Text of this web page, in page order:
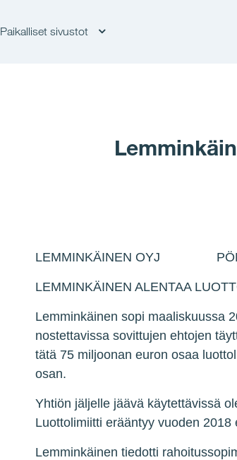
Paikalliset sivustot
LEMMINKÄINEN OYJ
LEMMINKÄINEN ALENTAA
Lemminkäinen sopi maaliskuussa
nostettavissa sovittujen ehtojen
tätä 75 miljoonan euron osaa
osan.
Yhtiön jäljelle jäävä käytettävissä
Luottolimiitti erääntyy vuoden
Lemminkäinen tiedotti